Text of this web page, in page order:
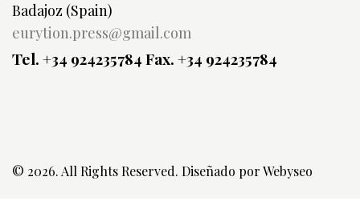
Badajoz (Spain)
eurytion.press@gmail.com
Tel. +34 924235784Fax. +34 924235784
© 2026. All Rights Reserved. Diseñado porWebyseo